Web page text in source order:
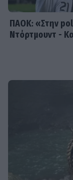
ΠΑΟΚ: «Στην
Ντόρτμουντ -